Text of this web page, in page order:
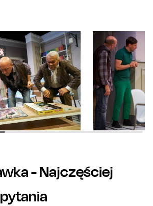
- Najczęściej